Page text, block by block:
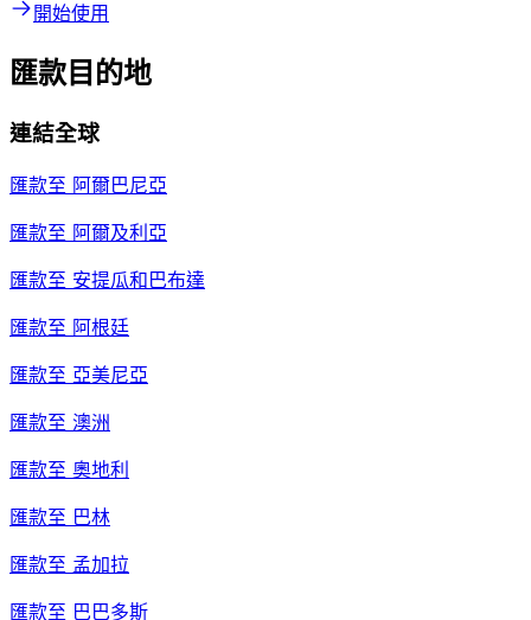
開始使用
匯款目的地
連結全球
匯款至 阿爾巴尼亞
匯款至 阿爾及利亞
匯款至 安提瓜和巴布達
匯款至 阿根廷
匯款至 亞美尼亞
匯款至 澳洲
匯款至 奧地利
匯款至 巴林
匯款至 孟加拉
匯款至 巴巴多斯